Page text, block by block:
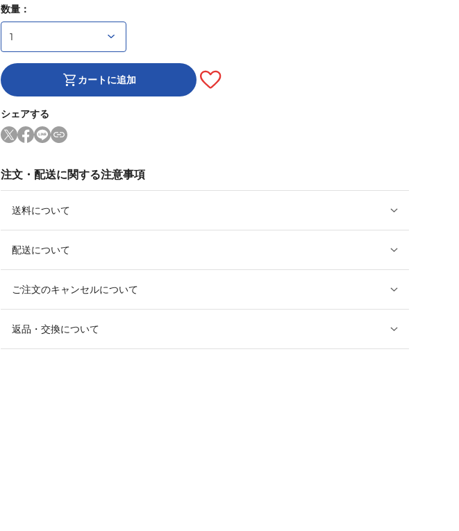
数量：
カートに追加
シェアする
注文・配送に関する注意事項
送料について
配送について
ご注文のキャンセルについて
返品・交換について